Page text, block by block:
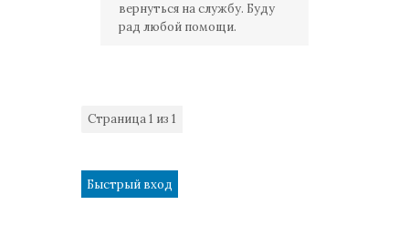
вернуться на службу. Буду
рад любой помощи.
Страница1 из 1